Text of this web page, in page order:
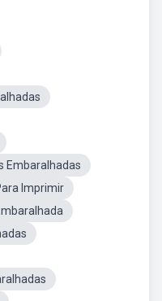
Embaralhadas
Imprimir